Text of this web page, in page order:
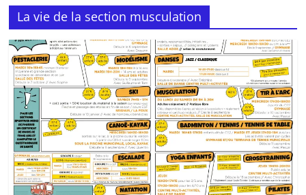
La vie de la section musculation